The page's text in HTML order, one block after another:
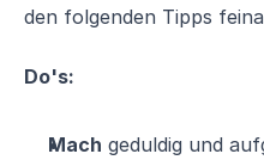
den folgenden Tipps
Do's:
Mach geduldig und